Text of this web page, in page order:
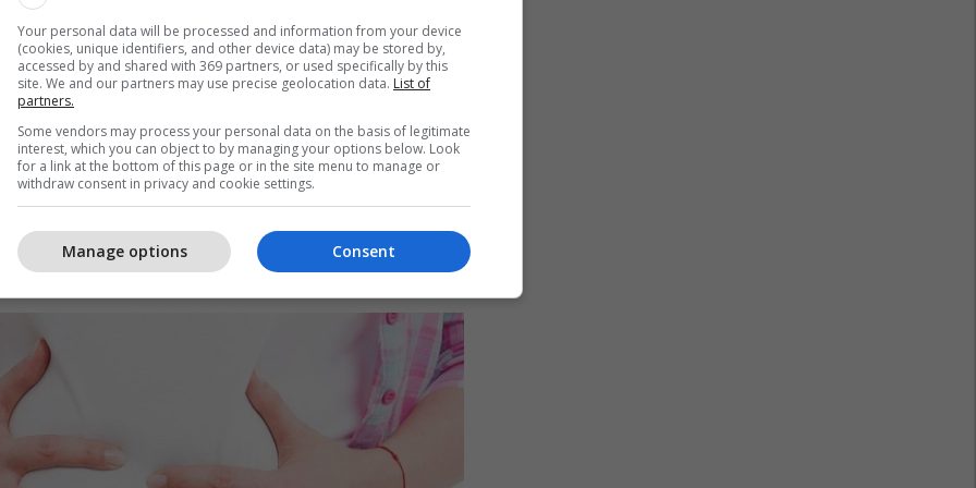
detoksikimin e organizmit.
mund ta bëni nëse e mbaroni këtë ilaç
Your personal data will be processed and information from your device
(cookies, unique identifiers, and other device data) may be stored by,
accessed by and shared with 369 partners, or used specifically by this
site. We and our partners may use precise geolocation data. List of
partners.
Some vendors may process your personal data on the basis of legitimate
interest, which you can object to by managing your options below. Look
for a link at the bottom of this page or in the site menu to manage or
withdraw consent in privacy and cookie settings.
Consent
Manage options